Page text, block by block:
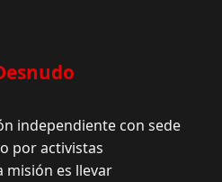
independiente con sede
por activistas
misión es llevar